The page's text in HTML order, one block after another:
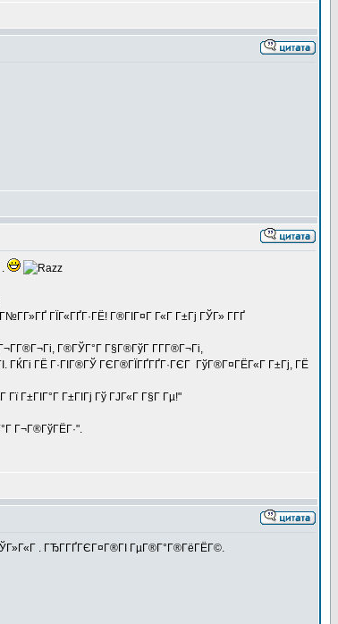
ГЇГ«ГҐГ·ГЁ! Г®ГІГ¤Г Г«Г Г±Гј ГЎГ» Г­ГҐ
Г®ГЎГ°Г Г§Г®ГўГ Г­Г­Г®Г¬Гі,
ГЁ Г·ГІГ®ГЎ ГЄГ®ГЇГҐГҐГ·ГЄГ ГўГ®Г¤ГЁГ«Г Г±Гј, ГЁ
Г±ГІГ°Г Г±ГІГј Гў ГЈГ«Г Г§Г Гµ!"
Г¬Г®ГўГЁГ·".
ГЎГ»Г«Г . ГЂГ­ГҐГЄГ¤Г®ГІ ГµГ®Г°Г®ГёГЁГ©.